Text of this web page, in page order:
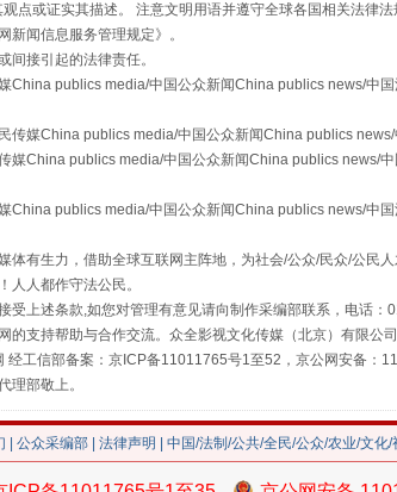
"炒鞋教程"里的骗局
珠宝鉴定乱象
点或证实其描述。 注意文明用语并遵守全球各国相关法律法
新闻信息服务管理规定》。
间接引起的法律责任。
China publics media/中国公众新闻China publics news/中
传媒China publics media/中国公众新闻China publics
媒China publics media/中国公众新闻China publics news/
China publics media/中国公众新闻China publics news/中
体有生力，借助全球互联网主阵地，为社会/公众/民众/公民
人人都作守法公民。
受上述条款,如您对管理有意见请向制作采编部联系，电话
的支持帮助与合作交流。众全影视文化传媒（北京）有限公
经工信部备案：京ICP备11011765号1至52，京公网安备：
理部敬上。
公众采编部 法律声明 | 中国/法制/公共/全民/公众/农业/文化